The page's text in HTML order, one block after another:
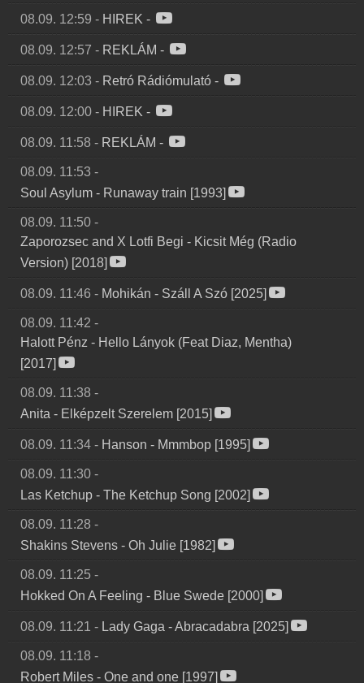
08.09. 12:59 - HIREK -
08.09. 12:57 - REKLÁM -
08.09. 12:03 - Retró Rádiómulató -
08.09. 12:00 - HIREK -
08.09. 11:58 - REKLÁM -
08.09. 11:53 -
Soul Asylum - Runaway train [1993]
08.09. 11:50 -
Zaporozsec and X Lotfi Begi - Kicsit Még (Radio
Version) [2018]
08.09. 11:46 - Mohikán - Száll A Szó [2025]
08.09. 11:42 -
Halott Pénz - Hello Lányok (Feat Diaz, Mentha)
[2017]
08.09. 11:38 -
Anita - Elképzelt Szerelem [2015]
08.09. 11:34 - Hanson - Mmmbop [1995]
08.09. 11:30 -
Las Ketchup - The Ketchup Song [2002]
08.09. 11:28 -
Shakins Stevens - Oh Julie [1982]
08.09. 11:25 -
Hokked On A Feeling - Blue Swede [2000]
08.09. 11:21 - Lady Gaga -Abracadabra [2025]
08.09. 11:18 -
Robert Miles - One and one [1997]